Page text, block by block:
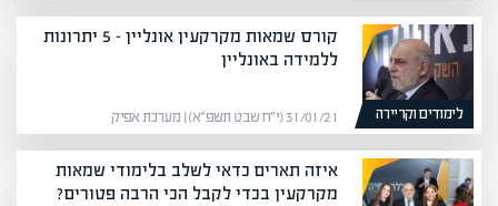
לימודים וקריירה
קורס שמאות מקרקעין אונליין – 5 יתרונות
ללמידה באונליין
31/01/21 (י״ח שבט תשפ״א) | מערכת אפיק
איזה תארים כדאי לשלב בלימודי שמאות
מקרקעין בכדי לקבל הכי הרבה פטורים?